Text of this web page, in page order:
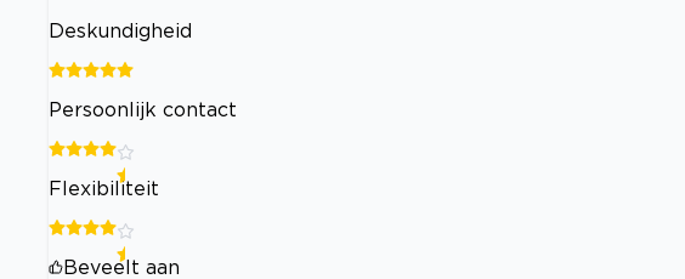
Deskundigheid
Persoonlijk contact
Flexibiliteit
Beveelt aan